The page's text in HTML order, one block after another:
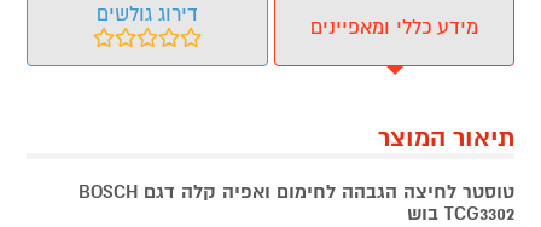
מידע כללי ומאפיינים
דירוג גולשים
תיאור המוצר
טוסטר לחיצה הגבהה לחימום ואפיה קלה דגם BOSCH
TCG3302 בוש